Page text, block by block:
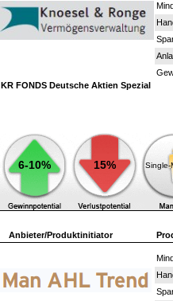
KR FONDS Deutsche Aktien Spezial
6-10% 15% Single-
Anbieter/Produktinitiator